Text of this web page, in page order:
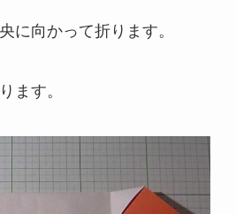
に向かって折ります。
ます。